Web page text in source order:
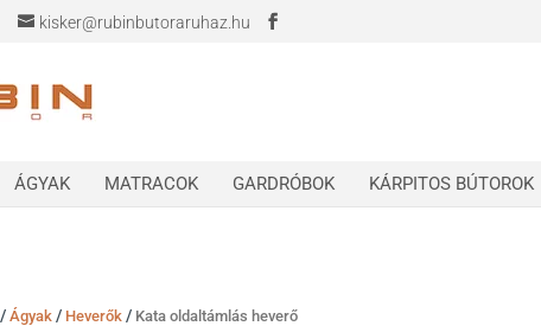
kisker@rubinbutoraruhaz.hu
ÁGYAK MATRACOK GARDRÓBOK KÁRPITOS BÚTOROK
/Ágyak / Heverők / Kata oldaltámlás heverő